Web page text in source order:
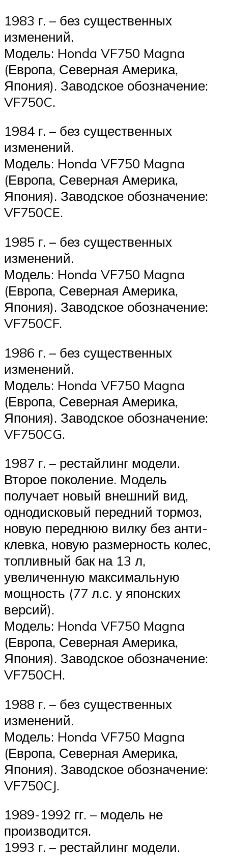
1983 г. – без существенных
изменений.
Модель: Honda VF750 Magna
(Европа, Северная Америка,
Япония). Заводское обозначение:
VF750C.
1984 г. – без существенных
изменений.
Модель: Honda VF750 Magna
(Европа, Северная Америка,
Япония). Заводское обозначение:
VF750CE.
1985 г. – без существенных
изменений.
Модель: Honda VF750 Magna
(Европа, Северная Америка,
Япония). Заводское обозначение:
VF750CF.
1986 г. – без существенных
изменений.
Модель: Honda VF750 Magna
(Европа, Северная Америка,
Япония). Заводское обозначение:
VF750CG.
1987 г. – рестайлинг модели.
Второе поколение. Модель
получает новый внешний вид,
однодисковый передний тормоз,
новую переднюю вилку без анти-
клевка, новую размерность колес,
топливный бак на 13 л,
увеличенную максимальную
мощность (77 л.с. у японских
версий).
Модель: Honda VF750 Magna
(Европа, Северная Америка,
Япония). Заводское обозначение:
VF750CH.
1988 г. – без существенных
изменений.
Модель: Honda VF750 Magna
(Европа, Северная Америка,
Япония). Заводское обозначение:
VF750CJ.
1989-1992 гг. – модель не
производится.
1993 г. – рестайлинг модели.